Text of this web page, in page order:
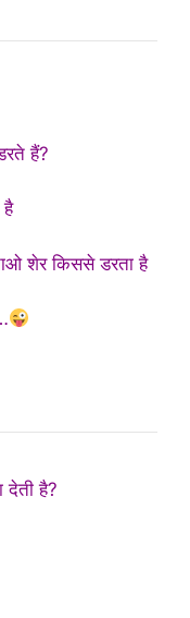
हैं?
शेर किससे डरता है
देती है?